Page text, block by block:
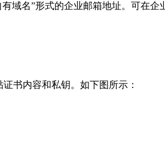
域名”形式的企业邮箱地址。可在
书内容和私钥。如下图所示：